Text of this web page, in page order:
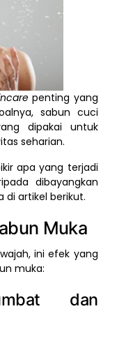
penting yang
sabun cuci
dipakai untuk
seharian.
apa yang terjadi
dibayangkan
di artikel berikut.
Muka
ini efek yang
muka:
dan